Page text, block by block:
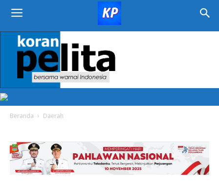
KORAN
PELITA
Beranda Daerah